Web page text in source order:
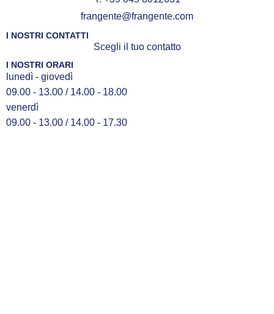
frangente@frangente.com
I NOSTRI CONTATTI
Scegli il tuo contatto
I NOSTRI ORARI
lunedì - giovedì
09.00 - 13.00 / 14.00 - 18.00
venerdì
09.00 - 13.00 / 14.00 - 17.30